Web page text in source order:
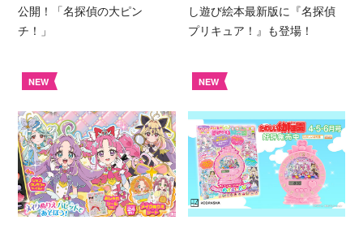
公開！「名探偵の大ピン
チ！」
し遊び絵本最新版に『名探偵
プリキュア！』も登場！
NEW NEW